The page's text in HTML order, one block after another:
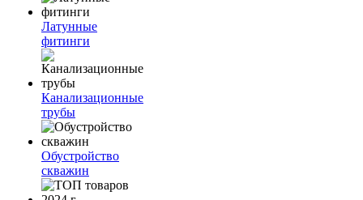
Латунные
фитинги
Канализационные
трубы
Обустройство
скважин